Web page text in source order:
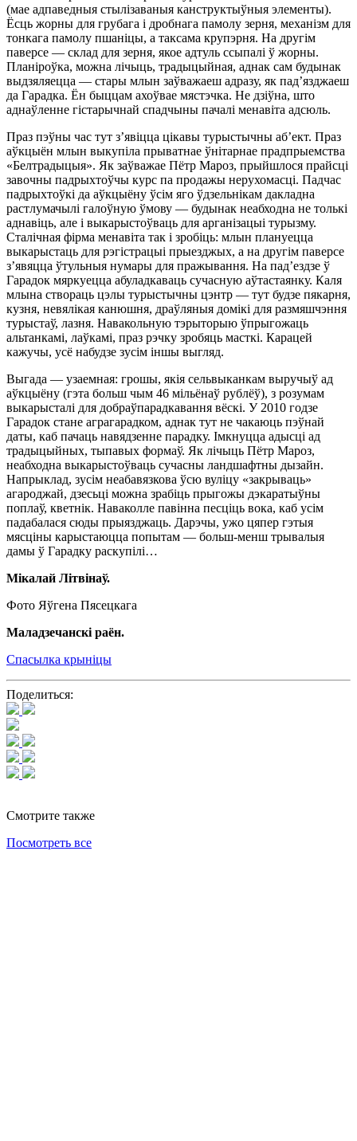
(мае адпаведныя стылiзаваныя канструктыўныя элементы).
Ёсць жорны для грубага i дробнага памолу зерня, механiзм для
тонкага памолу пшанiцы, а таксама крупэрня. На другiм
паверсе — склад для зерня, якое адтуль ссыпалi ў жорны.
Планiроўка, можна лiчыць, традыцыйная, аднак сам будынак
выдзяляецца — стары млын заўважаеш адразу, як пад’язджаеш
да Гарадка. Ён быццам ахоўвае мястэчка. Не дзiўна, што
аднаўленне гiстарычнай спадчыны пачалi менавiта адсюль.
Праз пэўны час тут з’явiцца цiкавы турыстычны аб’ект. Праз
аўкцыён млын выкупiла прыватнае ўнiтарнае прадпрыемства
«Белтрадыцыя». Як заўважае Пётр Мароз, прыйшлося прайсцi
завочны падрыхтоўчы курс па продажы нерухомасцi. Падчас
падрыхтоўкi да аўкцыёну ўсiм яго ўдзельнiкам дакладна
растлумачылi галоўную ўмову — будынак неабходна не толькi
аднавiць, але i выкарыстоўваць для арганiзацыi турызму.
Сталiчная фiрма менавiта так i зробiць: млын плануецца
выкарыстаць для рэгiстрацыi прыезджых, а на другiм паверсе
з’явяцца ўтульныя нумары для пражывання. На пад’ездзе ў
Гарадок мяркуецца абуладкаваць сучасную аўтастаянку. Каля
млына створаць цэлы турыстычны цэнтр — тут будзе пякарня,
кузня, невялiкая канюшня, драўляныя домiкi для размяшчэння
турыстаў, лазня. Навакольную тэрыторыю ўпрыгожаць
альтанкамi, лаўкамi, праз рэчку зробяць масткi. Карацей
кажучы, усё набудзе зусiм iншы выгляд.
Выгада — узаемная: грошы, якiя сельвыканкам выручыў ад
аўкцыёну (гэта больш чым 46 мiльёнаў рублёў), з розумам
выкарысталi для добраўпарадкавання вёскi. У 2010 годзе
Гарадок стане аграгарадком, аднак тут не чакаюць пэўнай
даты, каб пачаць навядзенне парадку. Iмкнуцца адысцi ад
традыцыйных, тыпавых формаў. Як лiчыць Пётр Мароз,
неабходна выкарыстоўваць сучасны ландшафтны дызайн.
Напрыклад, зусiм неабавязкова ўсю вулiцу «закрываць»
агароджай, дзесьцi можна зрабiць прыгожы дэкаратыўны
поплаў, кветнiк. Наваколле павiнна песцiць вока, каб усiм
падабалася сюды прыязджаць. Дарэчы, ужо цяпер гэтыя
мясцiны карыстаюцца попытам — больш-менш трывалыя
дамы ў Гарадку раскупiлi…
Мiкалай Літвінаў.
Фото Яўгена Пясецкага
Маладзечанскi раён.
Спасылка крыніцы
Поделиться:
Смотрите также
Посмотреть все